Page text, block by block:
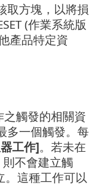
取方塊，以將損
(作業系統版
產品特定資
觸發的相關資
多一個觸發。每
工作]。若未在
則不會建立觸
。這種工作可以